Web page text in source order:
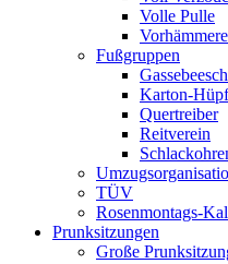
Volle Pulle
Fußgruppen
Karton-
Quertreiber
Reitverein
TÜV
Rosenmontags-
Prunksitzungen
Große